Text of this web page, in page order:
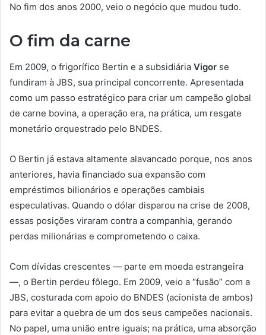
No fim dos anos 2000, veio o negócio que mudou tudo.
O fim da carne
Em 2009, o frigorífico Bertin e a subsidiária Vigor se
fundiram à JBS, sua principal concorrente. Apresentada
como um passo estratégico para criar um campeão global
de carne bovina, a operação era, na prática, um resgate
monetário orquestrado pelo BNDES.
O Bertin já estava altamente alavancado porque, nos anos
anteriores, havia financiado sua expansão com
empréstimos bilionários e operações cambiais
especulativas. Quando o dólar disparou na crise de 2008,
essas posições viraram contra a companhia, gerando
perdas milionárias e comprometendo o caixa.
Com dívidas crescentes — parte em moeda estrangeira
—, o Bertin perdeu fôlego. Em 2009, veio a “fusão” com a
JBS, costurada com apoio do BNDES (acionista de ambos)
para evitar a quebra de um dos seus campeões nacionais.
No papel, uma união entre iguais; na prática, uma absorção